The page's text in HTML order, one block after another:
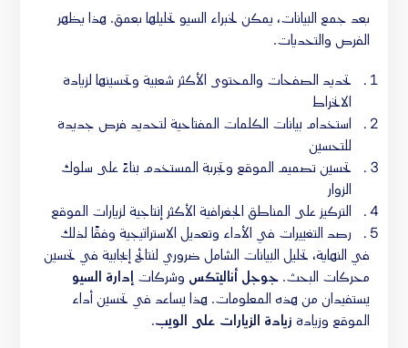
بعد جمع البيانات، يمكن لخبراء السيو تحليلها بعمق. هذا يظهر
الفرص والتحديات.
تحديد الصفحات والمحتوى الأكثر شعبية وتحسينها لزيادة
الانخراط
استخدام بيانات الكلمات المفتاحية لتحديد فرص جديدة
للتحسين
تحسين تصميم الموقع وتجربة المستخدم بناءً على سلوك
الزوار
التركيز على المناطق الجغرافية الأكثر إنتاجية لزيارات الموقع
رصد التغييرات في الأداء وتعديل الاستراتيجية وفقًا لذلك
في النهاية، تحليل البيانات الشامل ضروري لنتائج إيجابية في تحسين
محركات البحث.جوجل أناليتكس وشركاتإدارة السيو
يستفيدان من هذه المعلومات. هذا يساعد في تحسين أداء
الموقع وزيادة زيادة الزيارات على الويب.